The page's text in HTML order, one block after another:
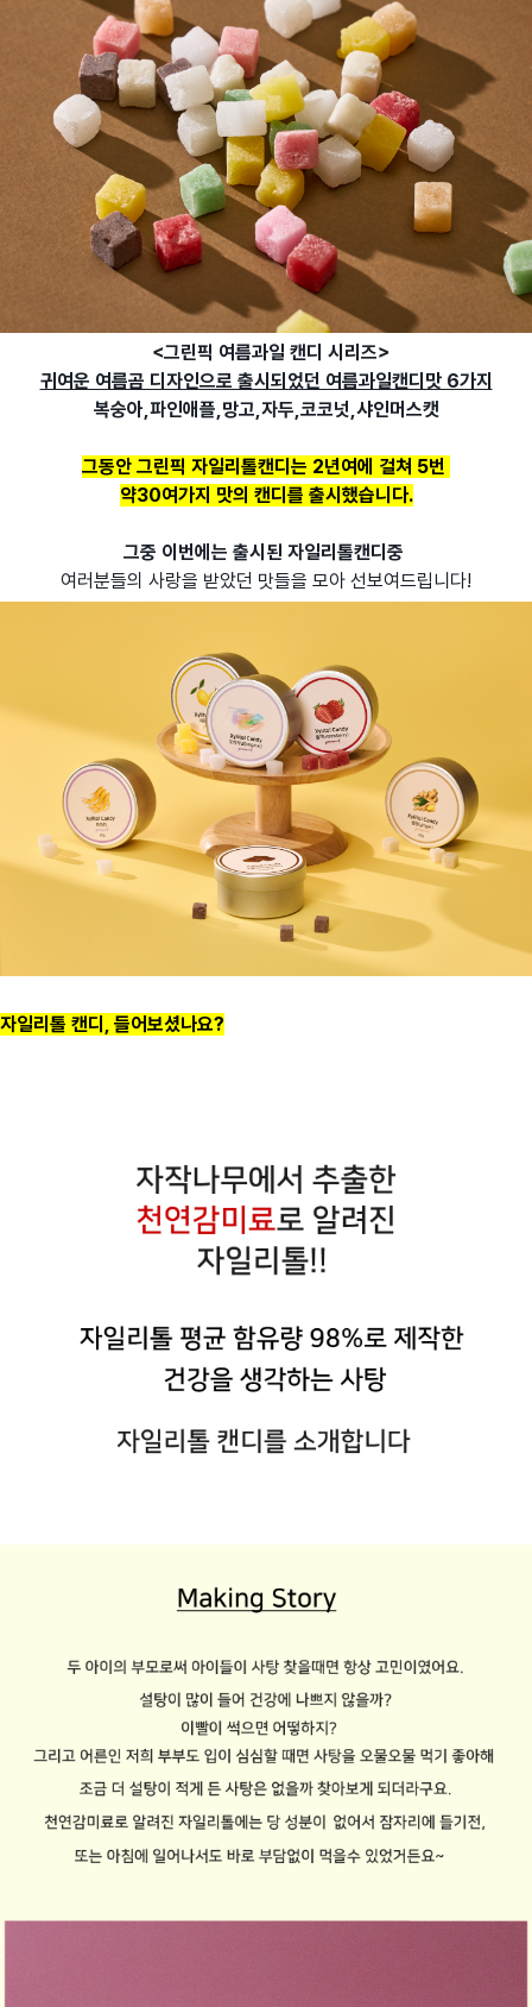
<그린픽 여름과일 캔디 시리즈>
귀여운 여름곰 디자인으로 출시되었던 여름과일캔디맛 6가지
복숭아,파인애플,망고,자두,코코넛,샤인머스캣
그동안 그린픽 자일리톨캔디는 2년여에 걸쳐 5번
약30여가지 맛의 캔디를 출시했습니다.
그중 이번에는 출시된 자일리톨캔디중
여러분들의 사랑을 받았던 맛들을 모아 선보여드립니다!
자일리톨 캔디, 들어보셨나요?